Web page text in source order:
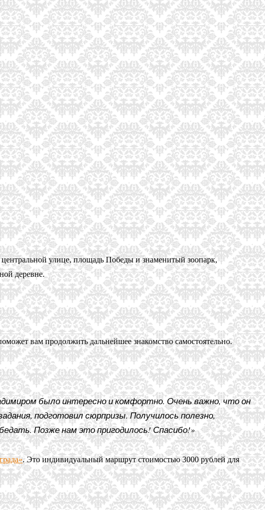
улице, площадь Победы и знаменитый зоопарк,
деревне.
вам продолжить дальнейшее знакомство самостоятельно.
было интересно и комфортно. Очень важно, что он
подготовил сюрпризы. Получилось полезно,
Позже нам это пригодилось! Спасибо!»
. Это индивидуальный маршрут стоимостью 3000 рублей для